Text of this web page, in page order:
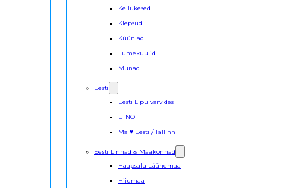
Kellukesed
Klepsud
Küünlad
Lumekuulid
Munad
Eesti
Eesti Lipu värvides
ETNO
Ma ♥ Eesti / Tallinn
Eesti Linnad & Maakonnad
Haapsalu Läänemaa
Hiiumaa